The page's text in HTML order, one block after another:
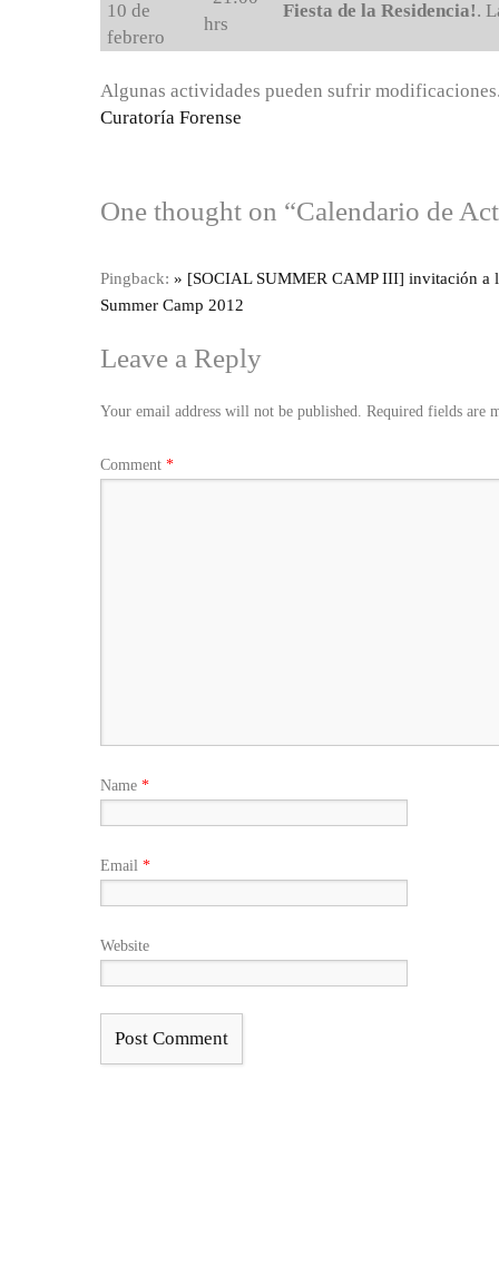
10 de
febrero
hrs
Fiesta de la Residencia!.
Algunas actividades pueden sufrir
Curatoría Forense
One thought on “Calendario de
Pingback: » [SOCIAL SUMMER CAMP III] invitación a
Summer Camp 2012
Leave a Reply
Your email address will not be published. Required fields are
Comment *
Name *
Email *
Website